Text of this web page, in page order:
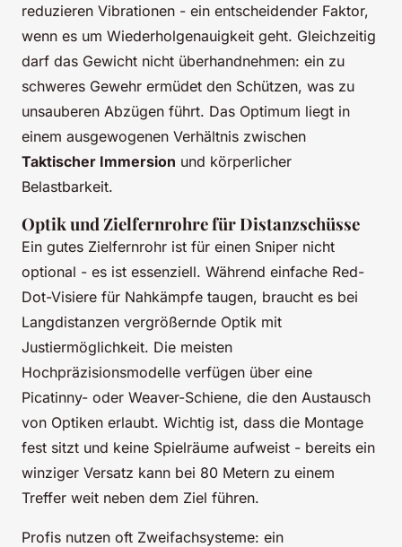
reduzieren Vibrationen - ein entscheidender Faktor,
wenn es um Wiederholgenauigkeit geht. Gleichzeitig
darf das Gewicht nicht überhandnehmen: ein zu
schweres Gewehr ermüdet den Schützen, was zu
unsauberen Abzügen führt. Das Optimum liegt in
einem ausgewogenen Verhältnis zwischen
Taktischer Immersion und körperlicher
Belastbarkeit.
Optik und Zielfernrohre für Distanzschüsse
Ein gutes Zielfernrohr ist für einen Sniper nicht
optional - es ist essenziell. Während einfache Red-
Dot-Visiere für Nahkämpfe taugen, braucht es bei
Langdistanzen vergrößernde Optik mit
Justiermöglichkeit. Die meisten
Hochpräzisionsmodelle verfügen über eine
Picatinny- oder Weaver-Schiene, die den Austausch
von Optiken erlaubt. Wichtig ist, dass die Montage
fest sitzt und keine Spielräume aufweist - bereits ein
winziger Versatz kann bei 80 Metern zu einem
Treffer weit neben dem Ziel führen.
Profis nutzen oft Zweifachsysteme: ein